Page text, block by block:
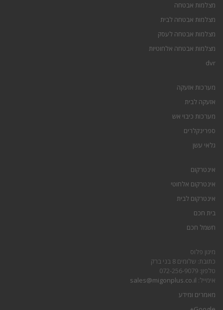
מצלמות אבטחה
מצלמות אבטחה לבית
מצלמות אבטחה לעסק
מצלמות אבטחה אלחוטיות
dvr
מערכות אזעקה
אזעקה לבית
מערכות כיבוי אש
ספרינקלרים
גלאי עשן
אינטרקום
אינטרקום אלחוטי
אינטרקום לבית
בית חכם
חשמל חכם
מיגון פלוס
כתובת: שלומים 8 בני ברק
טלפון: 072-256-9079
אימייל: sales@migonplus.co.il
מאמרים ומידע